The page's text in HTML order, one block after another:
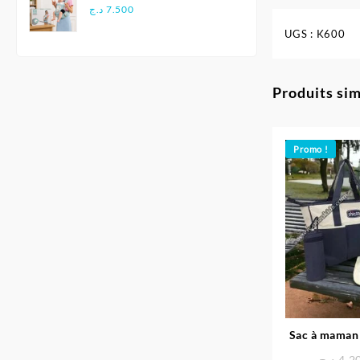
Multifonctionnel
7.500 د.ج
UGS : K600
Produits
Promo !
Sac à